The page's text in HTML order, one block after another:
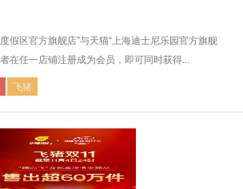
假区官方旗舰店”与天猫“上海迪士尼乐园官方旗舰
在任一店铺注册成为会员，即可同时获得...
飞猪